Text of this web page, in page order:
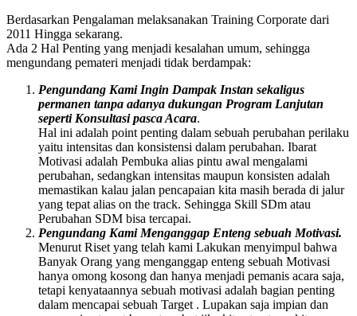
Berdasarkan Pengalaman melaksanakan Training Corporate dari
2011 Hingga sekarang.
Ada 2 Hal Penting yang menjadi kesalahan umum, sehingga
mengundang pemateri menjadi tidak berdampak:
Pengundang Kami Ingin Dampak Instan sekaligus
permanen tanpa adanya dukungan Program Lanjutan
seperti Konsultasi pasca Acara.
Hal ini adalah point penting dalam sebuah perubahan perilaku
yaitu intensitas dan konsistensi dalam perubahan. Ibarat
Motivasi adalah Pembuka alias pintu awal mengalami
perubahan, sedangkan intensitas maupun konsisten adalah
memastikan kalau jalan pencapaian kita masih berada di jalur
yang tepat alias on the track. Sehingga Skill SDm atau
Perubahan SDM bisa tercapai.
Pengundang Kami Menganggap Enteng sebuah Motivasi.
Menurut Riset yang telah kami Lakukan menyimpul bahwa
Banyak Orang yang menganggap enteng sebuah Motivasi
hanya omong kosong dan hanya menjadi pemanis acara saja,
tetapi kenyataannya sebuah motivasi adalah bagian penting
dalam mencapai sebuah Target . Lupakan saja impian dan